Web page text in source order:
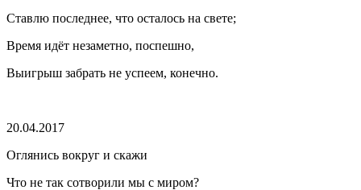
Ставлю последнее, что осталось на свете;
Время идёт незаметно, поспешно,
Выигрыш забрать не успеем, конечно.
20.04.2017
Оглянись вокруг и скажи
Что не так сотворили мы с миром?